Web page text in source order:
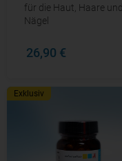
für die Haut, Haare und
Nägel
26,90 €
Exklusiv